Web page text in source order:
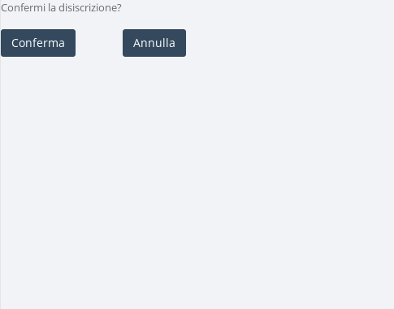
Confermi la disiscrizione?
Conferma Annulla